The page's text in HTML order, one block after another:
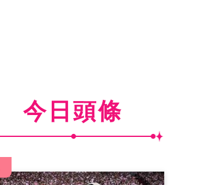
今日頭條